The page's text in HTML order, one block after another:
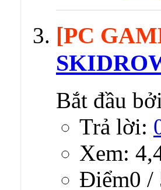
[PC
Bắt đầu bởi
Trả lời:
Xem:
Ðiểm0 /